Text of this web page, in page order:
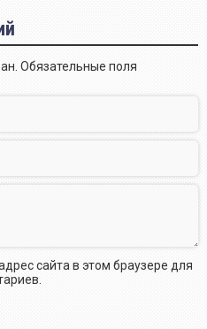
Обязательные поля
сайта в этом браузере для